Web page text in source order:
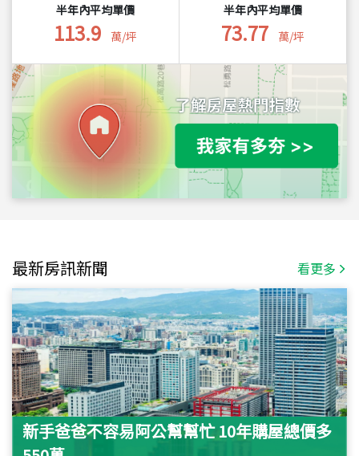
半年內平均單價
113.9 萬/坪
半年內平均單價
73.77 萬/坪
最新房訊新聞 看更多
新手爸爸不容易阿公幫幫忙 10年購屋總價多